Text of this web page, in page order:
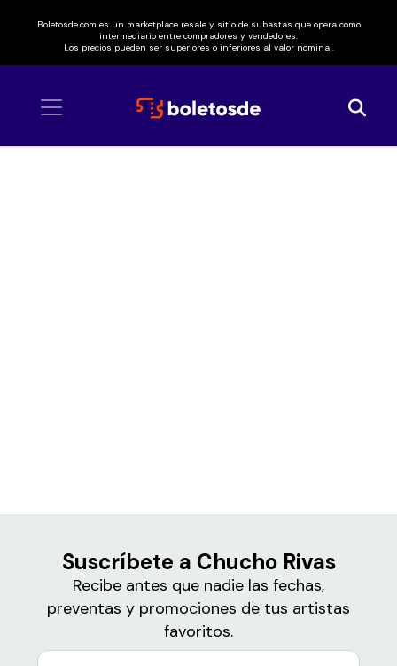
Boletosde.com es un marketplace resale y sitio de subastas que opera como
intermediario entre compradores y vendedores.
Los precios pueden ser superiores o inferiores al valor nominal.
Suscríbete a Chucho Rivas
Recibe antes que nadie las fechas,
preventas y promociones de tus artistas
favoritos.